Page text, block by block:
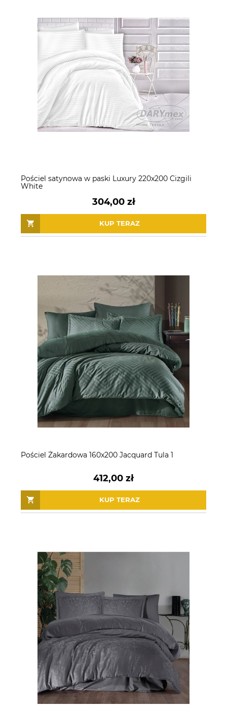
Pościel satynowa w paski Luxury 220x200 Cizgili
White
304,00 zł
KUP TERAZ
Pościel Żakardowa 160x200 Jacquard Tula 1
412,00 zł
KUP TERAZ